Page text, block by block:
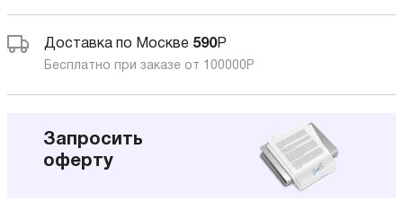
Доставка по Москве 590Р
Бесплатно при заказе от 100000 Р
Запросить
оферту